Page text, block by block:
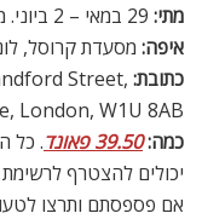
מתי:
איפה: מסעדת קרוסל,
כתובת: Street,
London, W1U 8AB
כמה:39.50 פאונד
. כל
יכולים להצטרף
אם פספסתם ותרצו